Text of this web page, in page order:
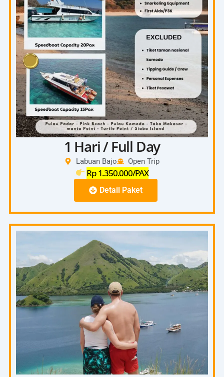
1 Hari / Full Day
Labuan Bajo Open Trip
Rp 1.350.000/PAX
Detail Paket
06.30
Pick Up Hotel – Pelabuhan
07.00
–
08.00
Start To Padar Island
On the spot Pulau Padar ( Trecking Puncak
Pulau Padar)
10.00